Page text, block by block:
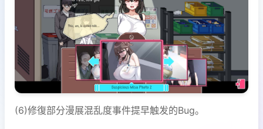
(6)修復部分漫展混乱度事件提早触发的Bug。